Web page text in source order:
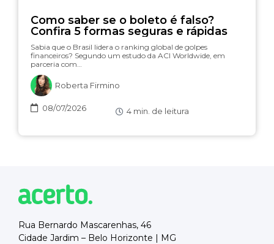
Como saber se o boleto é falso?
Confira 5 formas seguras e rápidas
Sabia que o Brasil lidera o ranking global de golpes
financeiros? Segundo um estudo da ACI Worldwide, em
parceria com…
Roberta Firmino
08/07/2026 4 min. de leitura
Rua Bernardo Mascarenhas, 46
Cidade Jardim – Belo Horizonte | MG